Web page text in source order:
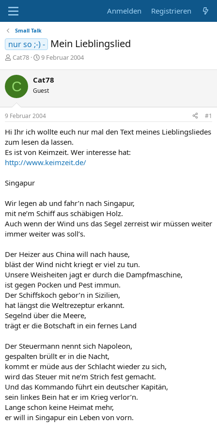
Anmelden Registrieren
Small Talk
nur so ;-) - Mein Lieblingslied
E
s
t
e
l
l
e
Cat78
E
t
e
l
t
m
9 Februar 2004
C Cat78
Guest
9 Februar 2004 #1
Hi Ihr ich wollte euch nur mal den Text meines Lieblingsliedes
zum lesen da lassen.
Es ist von Keimzeit. Wer interesse hat:
http://www.keimzeit.de/
Singapur
Wir legen ab und fahr’n nach Singapur,
mit ne’m Schiff aus schäbigen Holz.
Auch wenn der Wind uns das Segel zerreist wir müssen weiter
immer weiter was soll’s.
Der Heizer aus China will nach hause,
bläst der Wind nicht kriegt er viel zu tun.
Unsere Weisheiten jagt er durch die Dampfmaschine,
ist gegen Pocken und Pest immun.
Der Schiffskoch gebor’n in Sizilien,
hat längst die Weltrezeptur erkannt.
Segelnd über die Meere,
trägt er die Botschaft in ein fernes Land
Der Steuermann nennt sich Napoleon,
gespalten brüllt er in die Nacht,
kommt er müde aus der Schlacht wieder zu sich,
wird das Steuer mit ne’m Strich fest gemacht.
Und das Kommando führt ein deutscher Kapitän,
sein linkes Bein hat er im Krieg verlor’n.
Lange schon keine Heimat mehr,
er will in Singapur ein Leben von vorn.